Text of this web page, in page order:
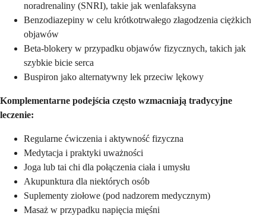
noradrenaliny (SNRI), takie jak wenlafaksyna
Benzodiazepiny w celu krótkotrwałego złagodzenia ciężkich
objawów
Beta-blokery w przypadku objawów fizycznych, takich jak
szybkie bicie serca
Buspiron jako alternatywny lek przeciw lękowy
Komplementarne podejścia często wzmacniają tradycyjne
leczenie:
Regularne ćwiczenia i aktywność fizyczna
Medytacja i praktyki uważności
Joga lub tai chi dla połączenia ciała i umysłu
Akupunktura dla niektórych osób
Suplementy ziołowe (pod nadzorem medycznym)
Masaż w przypadku napięcia mięśni